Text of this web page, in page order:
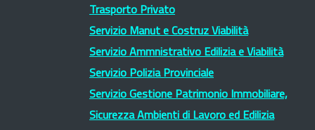
Trasporto Privato
Servizio Manut e Costruz Viabilità
Servizio Ammnistrativo Edilizia e Viabilità
Servizio Polizia Provinciale
Servizio Gestione Patrimonio Immobiliare,
Sicurezza Ambienti di Lavoro ed Edilizia